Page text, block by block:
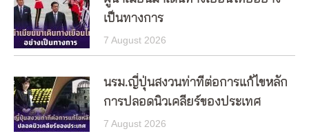
เป็นทางการ
7 August 2026
นรม.ญี่ปุ่นสงวนท่าทีต่อการแก้ไขหลัก
การปลอดนิวเคลียร์ของประเทศ
7 August 2026